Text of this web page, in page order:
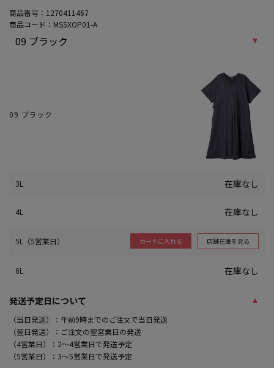
商品番号： 1270411467
商品コード： MS5XOP01-A
09 ブラック
3L 在庫なし
4L 在庫なし
5L（5営業日） カートに入れる 店舗在庫を見る
6L 在庫なし
発送予定日について
（当日発送）：午前9時までのご注文で当日発送
（翌日発送）：ご注文の翌営業日の発送
（4営業日）：2～4営業日で発送予定
（5営業日）：3～5営業日で発送予定